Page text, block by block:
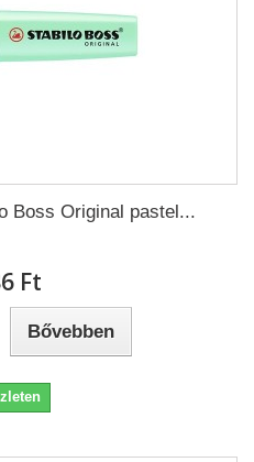
Boss Original pastel...
Ft‎
Bővebben